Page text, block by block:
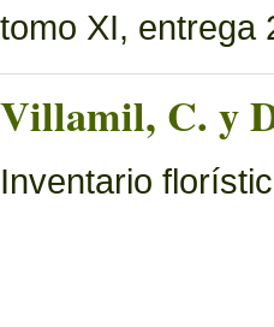
tomo XI, entrega
Villamil, C. y
Inventario